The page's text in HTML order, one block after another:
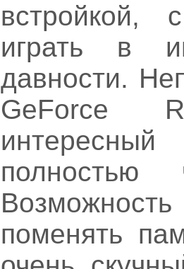
встройкой,
играть в
давности.
GeForce
полностью
поменять